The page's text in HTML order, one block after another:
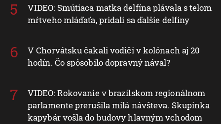
VIDEO: Smútiaca matka delfína plávala s telom
mŕtveho mláďaťa, pridali sa ďalšie delfíny
V Chorvátsku čakali vodiči v kolónach aj 20
hodín. Čo spôsobilo dopravný nával?
VIDEO: Rokovanie v brazílskom regionálnom
parlamente prerušila milá návšteva. Skupinka
kapybár vošla do budovy hlavným vchodom